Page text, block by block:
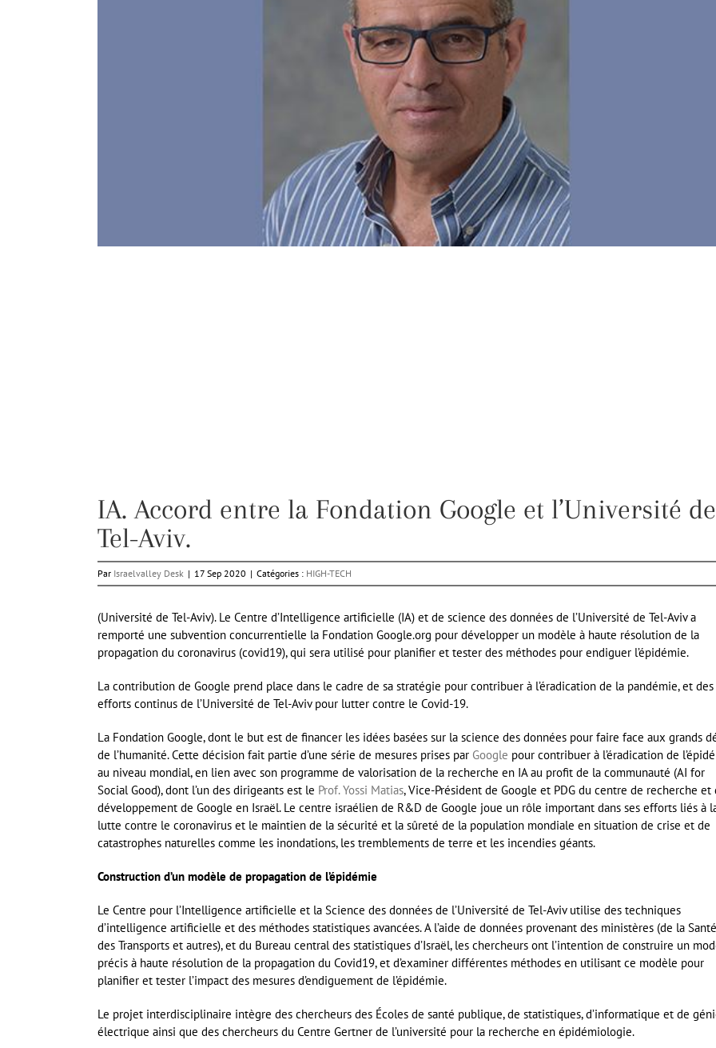
IA. Accord entre la Fondation Google et l’Université de
Tel-Aviv.
Par Israelvalley Desk | 17 Sep 2020 | Catégories : HIGH-TECH
(Université de Tel-Aviv). Le Centre d’Intelligence artificielle (IA) et de science des données de l’Université de Tel-Aviv a
remporté une subvention concurrentielle la Fondation Google.org pour développer un modèle à haute résolution de la
propagation du coronavirus (covid19), qui sera utilisé pour planifier et tester des méthodes pour endiguer l’épidémie.
La contribution de Google prend place dans le cadre de sa stratégie pour contribuer à l’éradication de la pandémie, et des
efforts continus de l’Université de Tel-Aviv pour lutter contre le Covid-19.
La Fondation Google, dont le but est de financer les idées basées sur la science des données pour faire face aux grands
de l’humanité. Cette décision fait partie d’une série de mesures prises par Google pour contribuer à l’éradication de
au niveau mondial, en lien avec son programme de valorisation de la recherche en IA au profit de la communauté (AI for
Social Good), dont l’un des dirigeants est le Prof. Yossi Matias, Vice-Président de Google et PDG du centre de recherche et
développement de Google en Israël. Le centre israélien de R&D de Google joue un rôle important dans ses efforts liés à
lutte contre le coronavirus et le maintien de la sécurité et la sûreté de la population mondiale en situation de crise et de
catastrophes naturelles comme les inondations, les tremblements de terre et les incendies géants.
Construction d’un modèle de propagation de l’épidémie
Le Centre pour l’Intelligence artificielle et la Science des données de l’Université de Tel-Aviv utilise des techniques
d’intelligence artificielle et des méthodes statistiques avancées. A l’aide de données provenant des ministères (de la
des Transports et autres), et du Bureau central des statistiques d’Israël, les chercheurs ont l’intention de construire un
précis à haute résolution de la propagation du Covid19, et d’examiner différentes méthodes en utilisant ce modèle pour
planifier et tester l’impact des mesures d’endiguement de l’épidémie.
Le projet interdisciplinaire intègre des chercheurs des Écoles de santé publique, de statistiques, d’informatique et de
électrique ainsi que des chercheurs du Centre Gertner de l’université pour la recherche en épidémiologie.